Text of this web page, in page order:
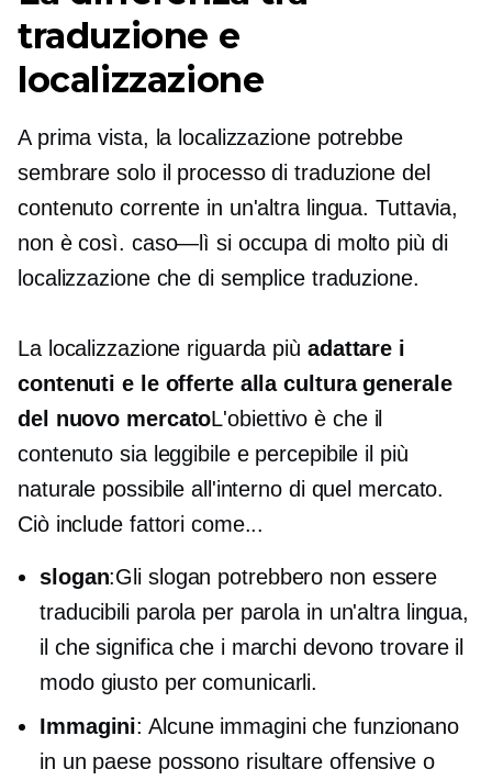
traduzione e
localizzazione
A prima vista, la localizzazione potrebbe
sembrare solo il processo di traduzione del
contenuto corrente in un'altra lingua. Tuttavia,
non è così. caso—lì si occupa di molto più di
localizzazione che di semplice traduzione.
La localizzazione riguarda più adattare i
contenuti e le offerte alla cultura generale
del nuovo mercatoL'obiettivo è che il
contenuto sia leggibile e percepibile il più
naturale possibile all'interno di quel mercato.
Ciò include fattori come...
slogan:Gli slogan potrebbero non essere
traducibili parola per parola in un'altra lingua,
il che significa che i marchi devono trovare il
modo giusto per comunicarli.
Immagini: Alcune immagini che funzionano
in un paese possono risultare offensive o